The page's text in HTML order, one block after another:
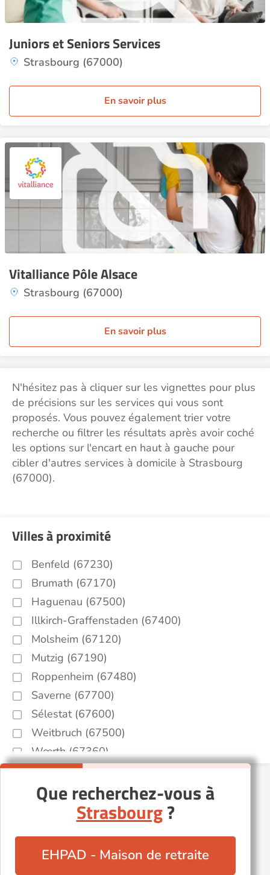
Juniors et Seniors Services
Strasbourg (67000)
En savoir plus
Vitalliance Pôle Alsace
Strasbourg (67000)
En savoir plus
N'hésitez pas à cliquer sur les vignettes pour plus
de précisions sur les services qui vous sont
proposés. Vous pouvez également trier votre
recherche ou filtrer les résultats après avoir coché
les options sur l'encart en haut à gauche pour
cibler d'autres services à domicile à Strasbourg
(67000).
Villes à proximité
Benfeld (67230)
Brumath (67170)
Haguenau (67500)
Illkirch-Graffenstaden (67400)
Molsheim (67120)
Mutzig (67190)
Roppenheim (67480)
Saverne (67700)
Sélestat (67600)
Weitbruch (67500)
Wœrth (67360)
Que recherchez-vous à
Strasbourg?
EHPAD - Maison de retraite